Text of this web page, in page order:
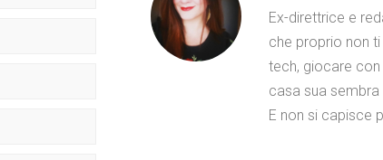
Ex-direttrice e
che proprio non
tech, giocare
casa sua
E non si capisce